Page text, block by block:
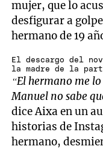
mujer, que lo
desfigurar a
hermano de 19
El descargo del
la madre de la
“El hermano me
Manuel no sabe
dice Aixa en un
historias de
hermano,